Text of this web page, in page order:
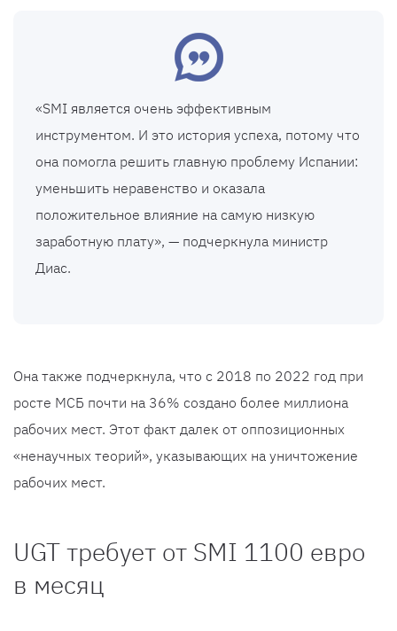
«SMI является очень эффективным
инструментом. И это история успеха, потому что
она помогла решить главную проблему Испании:
уменьшить неравенство и оказала
положительное влияние на самую низкую
заработную плату», — подчеркнула министр
Диас.
Она также подчеркнула, что с 2018 по 2022 год при
росте МСБ почти на 36% создано более миллиона
рабочих мест. Этот факт далек от оппозиционных
«ненаучных теорий», указывающих на уничтожение
рабочих мест.
UGT требует от SMI 1100 евро
в месяц